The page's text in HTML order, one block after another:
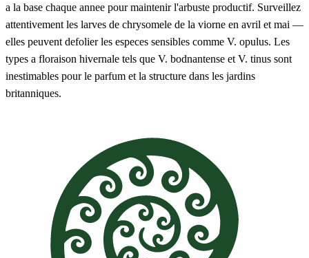
a la base chaque annee pour maintenir l'arbuste productif. Surveillez
attentivement les larves de chrysomele de la viorne en avril et mai —
elles peuvent defolier les especes sensibles comme V. opulus. Les
types a floraison hivernale tels que V. bodnantense et V. tinus sont
inestimables pour le parfum et la structure dans les jardins
britanniques.